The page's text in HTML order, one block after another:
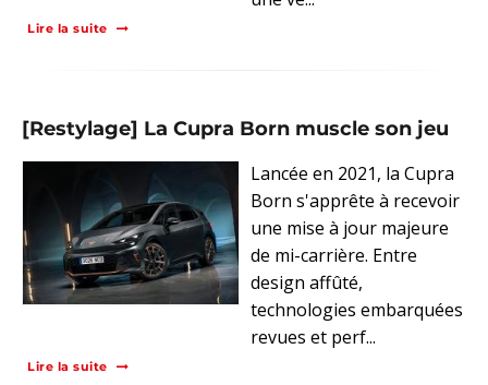
Lire la suite
[Restylage] La Cupra Born muscle son jeu
Lancée en 2021, la Cupra
Born s'apprête à recevoir
une mise à jour majeure
de mi-carrière. Entre
design affûté,
technologies embarquées
revues et perf...
Lire la suite